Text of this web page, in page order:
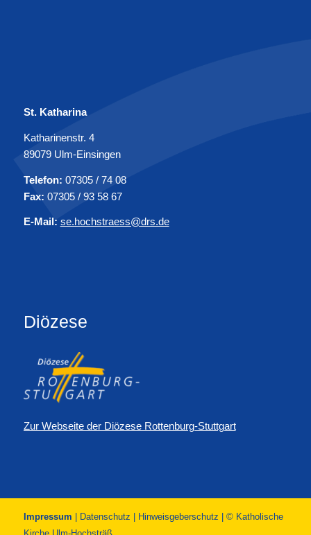
St. Katharina
Katharinenstr. 4
89079 Ulm-Einsingen
Telefon: 07305 / 74 08
Fax: 07305 / 93 58 67
E-Mail: se.hochstraess@drs.de
Diözese
Zur Webseite der Diözese Rottenburg-Stuttgart
Impressum Datenschutz Hinweisgeberschutz | © Katholische